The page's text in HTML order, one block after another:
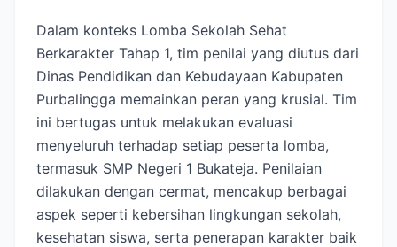
Dalam konteks Lomba Sekolah Sehat
Berkarakter Tahap 1, tim penilai yang diutus dari
Dinas Pendidikan dan Kebudayaan Kabupaten
Purbalingga memainkan peran yang krusial. Tim
ini bertugas untuk melakukan evaluasi
menyeluruh terhadap setiap peserta lomba,
termasuk SMP Negeri 1 Bukateja. Penilaian
dilakukan dengan cermat, mencakup berbagai
aspek seperti kebersihan lingkungan sekolah,
kesehatan siswa, serta penerapan karakter baik